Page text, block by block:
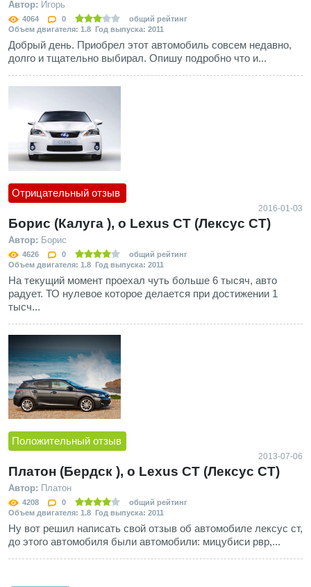
Автор: Игорь
4064 0
общий рейтинг
Объем двигателя: 1.8 Год выпуска: 2011
Добрый день. Приобрел этот автомобиль совсем недавно,
долго и тщательно выбирал. Опишу подробно что и...
Отрицательный отзыв
2016-01-03
Борис (Калуга ), о Lexus CT (Лексус СТ)
Автор: Борис
4626 0
общий рейтинг
Объем двигателя: 1.8 Год выпуска: 2011
На текущий момент проехал чуть больше 6 тысяч, авто
радует. ТО нулевое которое делается при достижении 1
тысч...
Положительный отзыв
2013-07-06
Платон (Бердск ), о Lexus CT (Лексус СТ)
Автор: Платон
4208 0
общий рейтинг
Объем двигателя: 1.8 Год выпуска: 2011
Ну вот решил написать свой отзыв об автомобиле лексус ст,
до этого автомобиля были автомобили: мицубиси рвр,...